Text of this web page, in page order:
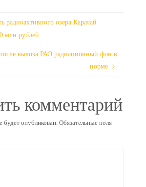
радиоактивного озера Карачай
млн рублей
вывоза РАО радиационный фон в
норме
комментарий
опубликован. Обязательные поля